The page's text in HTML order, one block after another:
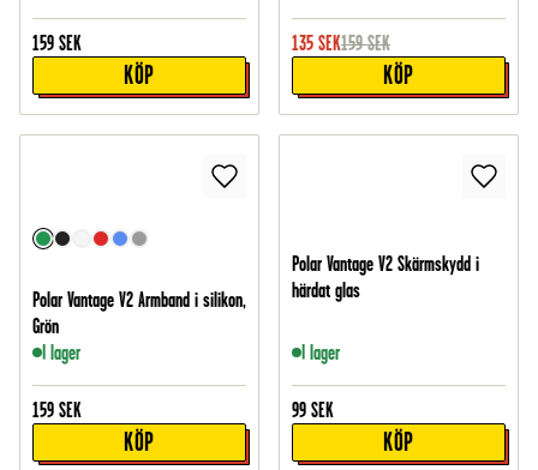
159 SEK
KÖP
135 SEK159 SEK
KÖP
Polar Vantage V2 Armband i silikon,
Grön
I lager
159 SEK
KÖP
Polar Vantage V2 Skärmskydd i
härdat glas
I lager
99 SEK
KÖP